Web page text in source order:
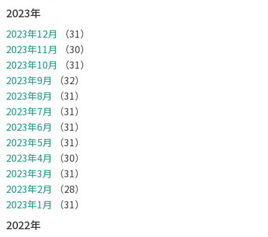
2023年
2023年12月
（31）
2023年11月
（30）
2023年10月
（31）
2023年9月
（32）
2023年8月
（31）
2023年7月
（31）
2023年6月
（31）
2023年5月
（31）
2023年4月
（30）
2023年3月
（31）
2023年2月
（28）
2023年1月
（31）
2022年